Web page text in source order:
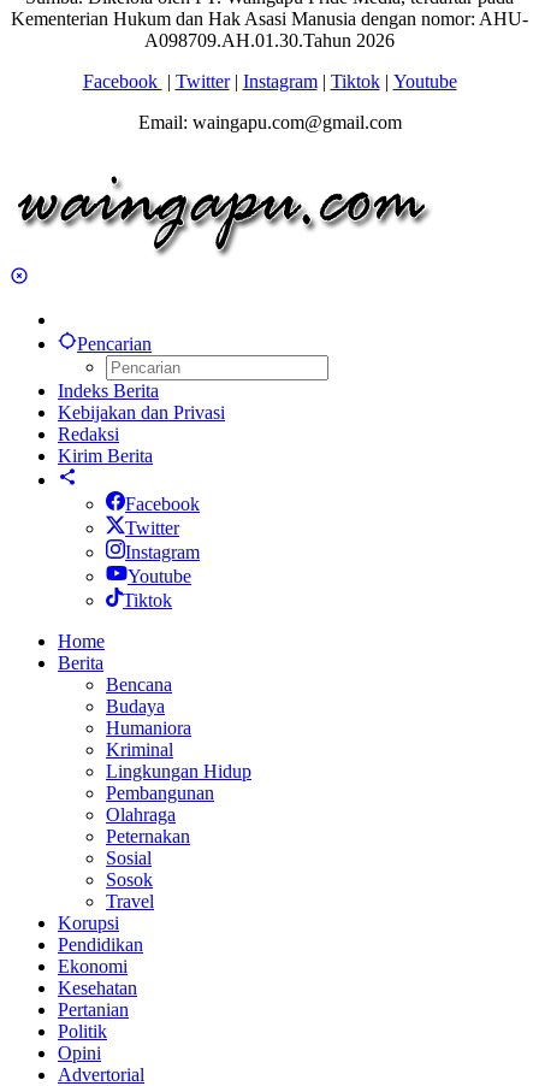
Kementerian Hukum dan Hak Asasi Manusia dengan nomor: AHU-
A098709.AH.01.30.Tahun 2026
Facebook | Twitter| Instagram| Tiktok| Youtube
Email: waingapu.com@gmail.com
Pencarian
Indeks Berita
Kebijakan dan Privasi
Redaksi
Kirim Berita
Facebook
Twitter
Instagram
Youtube
Tiktok
Home
Berita
Bencana
Budaya
Humaniora
Kriminal
Lingkungan Hidup
Pembangunan
Olahraga
Peternakan
Sosial
Sosok
Travel
Korupsi
Pendidikan
Ekonomi
Kesehatan
Pertanian
Politik
Opini
Advertorial